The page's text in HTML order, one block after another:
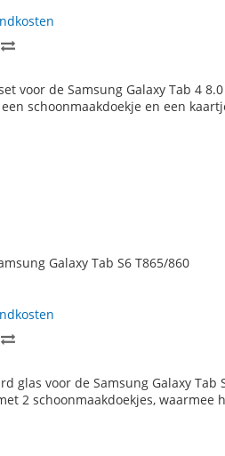
TE
voor de Samsung Galaxy Tab 4
schoonmaakdoekje en een
Galaxy Tab S6 T865/860
TE
glas voor de Samsung Galaxy Tab
2 schoonmaakdoekjes, waarmee